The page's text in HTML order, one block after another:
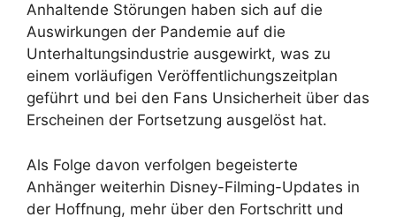
Anhaltende Störungen haben sich auf die
Auswirkungen der Pandemie auf die
Unterhaltungsindustrie ausgewirkt, was zu
einem vorläufigen Veröffentlichungszeitplan
geführt und bei den Fans Unsicherheit über das
Erscheinen der Fortsetzung ausgelöst hat.
Als Folge davon verfolgen begeisterte
Anhänger weiterhin Disney-Filming-Updates in
der Hoffnung, mehr über den Fortschritt und